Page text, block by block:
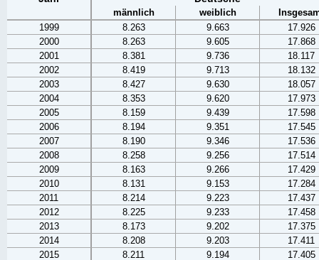
männlich weiblich
1999
8.263 9.663
17.926
2000
8.263 9.605
17.868
2001
8.381 9.736
18.117
2002
8.419 9.713
18.132
2003
8.427 9.630
18.057
2004
8.353 9.620
17.973
2005
8.159 9.439
17.598
2006
8.194 9.351
17.545
2007
8.190 9.346
17.536
2008
8.258 9.256
17.514
2009
8.163 9.266
17.429
2010
8.131 9.153
17.284
2011
8.214 9.223
17.437
2012
8.225 9.233
17.458
2013
8.173 9.202
17.375
2014
8.208 9.203
17.411
2015
8.211 9.194
17.405